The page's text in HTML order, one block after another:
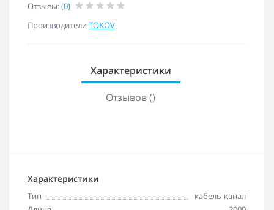
Отзывы:(0)
Производители TOKOV
Характеристики
Отзывов ()
Характеристики
Тип
кабель-канал